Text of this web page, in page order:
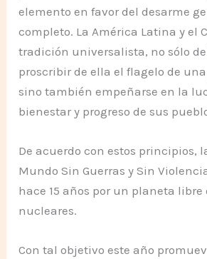
elemento en favor del desarme
completo. La América Latina y el
tradición universalista, no sólo
proscribir de ella el flagelo de
sino también empeñarse en la
bienestar y progreso de sus
De acuerdo con estos principios,
Mundo Sin Guerras y Sin
hace 15 años por un planeta libre
nucleares.
Con tal objetivo este año